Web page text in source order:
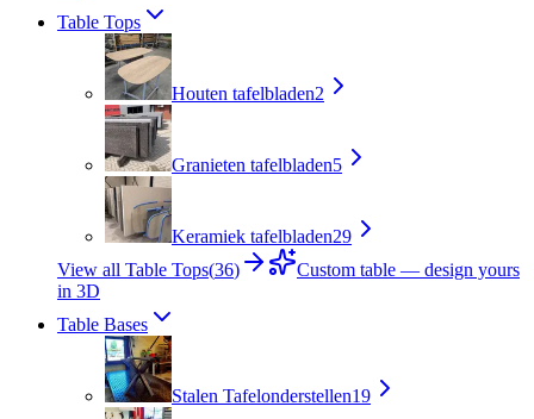
Table Tops
Houten tafelbladen2
Granieten tafelbladen5
Keramiek tafelbladen29
View all Table Tops(36)
Custom table — design yours
in 3D
Table Bases
Stalen Tafelonderstellen19